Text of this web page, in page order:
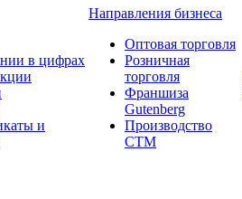
в цифрах
и
Направления бизнеса
Оптовая торговля
Розничная
торговля
Франшиза
Gutenberg
Производство
СТМ